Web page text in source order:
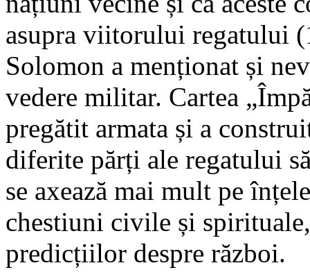
asupra viitorului regatului
Solomon a menționat și
vedere militar. Cartea
pregătit armata și a
diferite părți ale regatului
se axează mai mult pe
chestiuni civile și
predicțiilor despre război.